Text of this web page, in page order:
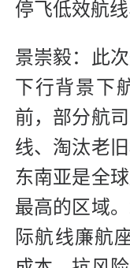
停飞低效航
景崇毅：此
下行背景下
前，部分航
线、淘汰老
东南亚是全
最高的区域
际航线廉航